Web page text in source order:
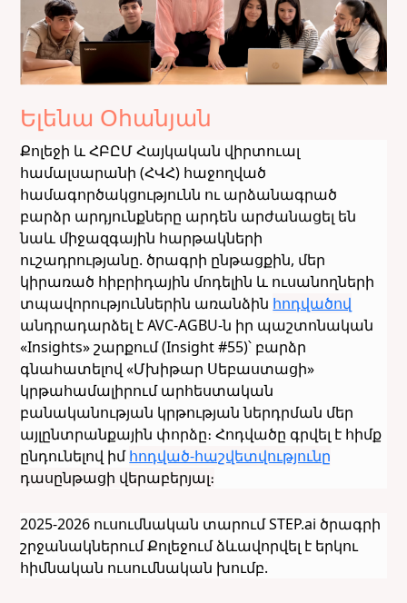
Ելենա Օհանյան
Քոլեջի և ՀԲԸՄ Հայկական վիրտուալ
համալսարանի (ՀՎՀ) հաջողված
համագործակցությունն ու արձանագրած
բարձր արդյունքները արդեն արժանացել են
նաև միջազգային հարթակների
ուշադրությանը. ծրագրի ընթացքին, մեր
կիրառած հիբրիդային մոդելին և ուսանողների
տպավորություններին առանձին հոդվածով
անդրադարձել է AVC-AGBU-ն իր պաշտոնական
«Insights» շարքում (Insight #55)՝ բարձր
գնահատելով «Մխիթար Սեբաստացի»
կրթահամալիրում արհեստական
բանականության կրթության ներդրման մեր
այլընտրանքային փորձը։ Հոդվածը գրվել է հիմք
ընդունելով իմհոդված-հաշվետվությունը
դասընթացի վերաբերյալ։
2025-2026 ուսումնական տարում STEP.ai ծրագրի
շրջանակներում Քոլեջում ձևավորվել է երկու
հիմնական ուսումնական խումբ.